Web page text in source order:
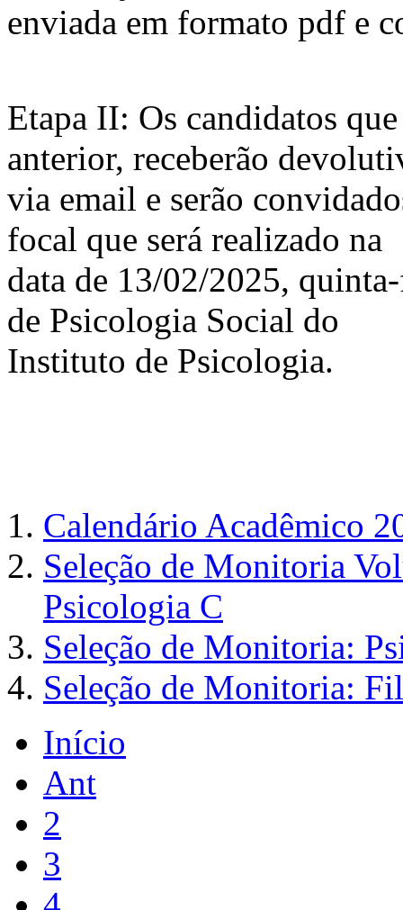
enviada em formato pdf e
Etapa II: Os candidatos
anterior, receberão
via email e serão
focal que será realizado na
data de 13/02/2025,
de Psicologia Social do
Instituto de Psicologia.
Calendário Acadêmico
Seleção de Monitoria
Psicologia C
Seleção de Monitoria:
Seleção de Monitoria:
Início
Ant
2
3